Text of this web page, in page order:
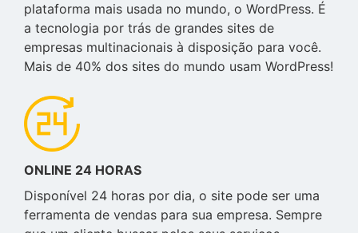
plataforma mais usada no mundo, o WordPress. É
a tecnologia por trás de grandes sites de
empresas multinacionais à disposição para você.
Mais de 40% dos sites do mundo usam WordPress!
ONLINE 24 HORAS
Disponível 24 horas por dia, o site pode ser uma
ferramenta de vendas para sua empresa. Sempre